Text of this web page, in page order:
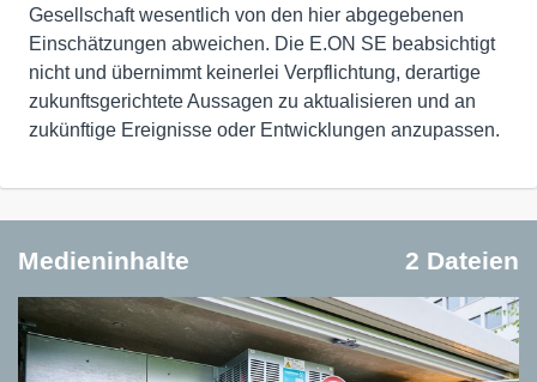
Gesellschaft wesentlich von den hier abgegebenen
Einschätzungen abweichen. Die E.ON SE beabsichtigt
nicht und übernimmt keinerlei Verpflichtung, derartige
zukunftsgerichtete Aussagen zu aktualisieren und an
zukünftige Ereignisse oder Entwicklungen anzupassen.
Medieninhalte 2 Dateien